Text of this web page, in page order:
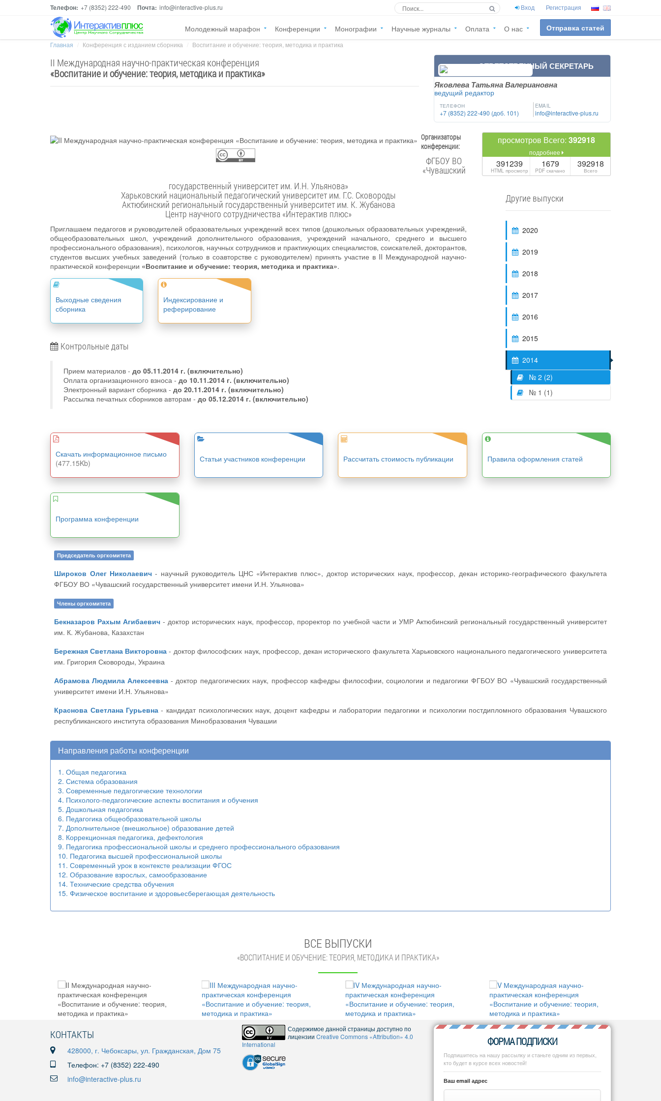
Телефон: +7 (8352) 222-490 Почта: info@interactive-plus.ru Вход Регистрация
Молодежный марафон Конференции Монографии Научные журналы Оплата О нас Отправка статей
Главная Конференция с изданием сборника Воспитание и обучение: теория, методика и практика
II Международная научно-практическая конференция
«Воспитание и обучение: теория, методика и практика»
ОТВЕТСТВЕННЫЙ СЕКРЕТАРЬ
Яковлева Татьяна Валериановна
ведущий редактор
ТЕЛЕФОН
+7 (8352) 222-490 (доб. 101)
EMAIL
info@interactive-plus.ru
Организаторы
конференции:
ФГБОУ ВО
«Чувашский
государственный университет им. И.Н. Ульянова»
Харьковский национальный педагогический университет им. Г.С. Сковороды
Актюбинский региональный государственный университет им. К. Жубанова
Центр научного сотрудничества «Интерактив плюс»
Приглашаем педагогов и руководителей образовательных учреждений всех типов (дошкольных образовательных учреждений,
общеобразовательных школ, учреждений дополнительного образования, учреждений начального, среднего и высшего
профессионального образования), психологов, научных сотрудников и практикующих специалистов, соискателей, докторантов,
студентов высших учебных заведений (только в соавторстве с руководителем) принять участие в II Международной научно-
практической конференции «Воспитание и обучение: теория, методика и практика».
Выходные сведения
сборника
Индексирование и
реферирование
Контрольные даты
Прием материалов - до 05.11.2014 г. (включительно)
Оплата организационного взноса - до 10.11.2014 г. (включительно)
Электронный вариант сборника - до 20.11.2014 г. (включительно)
Рассылка печатных сборников авторам - до 05.12.2014 г. (включительно)
просмотров Всего: 392918
подробнее
391239
HTML просмотр
1679
PDF скачано
392918
Всего
Другие выпуски
2020
2019
2018
2017
2016
2015
2014
№ 2 (2)
№ 1 (1)
Скачать информационное письмо
(477.15Kb)
Статьи участников конференции Рассчитать стоимость публикации Правила оформления статей
Программа конференции
Председатель оргкомитета
Широков Олег Николаевич
ФГБОУ ВО «Чувашский государственный университет имени И.Н. Ульянова»
Члены оргкомитета
Бекназаров Рахым Агибаевич
им. К. Жубанова, Казахстан
Бережная Светлана Викторовна
им. Григория Сковороды, Украина
Абрамова Людмила Алексеевна
университет имени И.Н. Ульянова»
Краснова Светлана Гурьевна
республиканского института образования Минобразования Чувашии
Направления работы конференции
1. Общая педагогика
2. Система образования
3. Современные педагогические технологии
4. Психолого-педагогические аспекты воспитания и обучения
5. Дошкольная педагогика
6. Педагогика общеобразовательной школы
7. Дополнительное (внешкольное) образование детей
8. Коррекционная педагогика, дефектология
9. Педагогика профессиональной школы и среднего профессионального образования
10. Педагогика высшей профессиональной школы
11. Современный урок в контексте реализации ФГОС
12. Образование взрослых, самообразование
14. Технические средства обучения
15. Физическое воспитание и здоровьесберегающая деятельность
ВСЕ ВЫПУСКИ
«ВОСПИТАНИЕ И ОБУЧЕНИЕ: ТЕОРИЯ, МЕТОДИКА И ПРАКТИКА»
КОНТАКТЫ
428000, г. Чебоксары, ул. Гражданская, Дом 75
Телефон: +7 (8352) 222-490
info@interactive-plus.ru
Содержимое данной страницы доступно по
лицензии Creative Commons «Attribution» 4.0
International
ФОРМА ПОДПИСКИ
Подпишитесь на нашу рассылку и станьте одним из первых,
кто будет в курсе всех новостей!
Ваш email адрес